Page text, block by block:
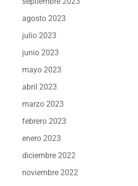
agosto 2023
julio 2023
junio 2023
mayo 2023
abril 2023
marzo 2023
febrero 2023
enero 2023
diciembre 2022
noviembre 2022